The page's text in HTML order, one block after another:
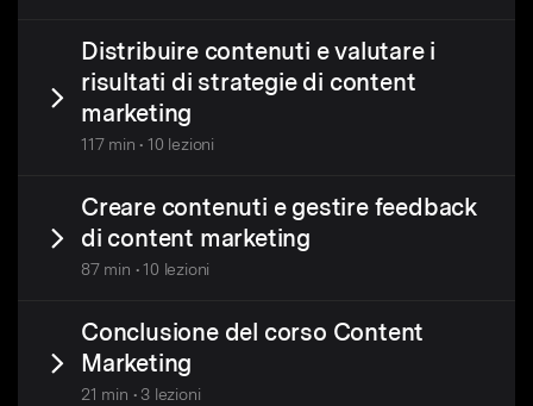
Distribuire contenuti e valutare i
risultati di strategie di content
marketing
117 min • 10 lezioni
Creare contenuti e gestire feedback
di content marketing
87 min • 10 lezioni
Conclusione del corso Content
Marketing
21 min • 3 lezioni